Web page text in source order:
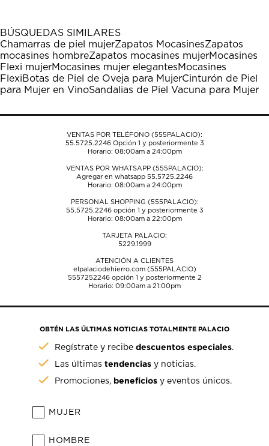
1
estrella
Esta
acción
abrirá
el
formulario
envío.
estrellas.
Esta
acción
abrirá
el
formulario
envío.
estrellas.
Esta
acción
abrirá
el
formulario
envío.
estrellas.
Esta
acción
abrirá
el
formulario
envío.
estrellas.
Esta
acción
abrirá
el
formulario
envío.
BÚSQUEDAS SIMILARES
Chamarras de piel mujerZapatos MocasinesZapatos
mocasines hombreZapatos mocasines mujerMocasines
Flexi mujerMocasines mujer elegantesMocasines
FlexiBotas de Piel de Oveja para MujerCinturón de Piel
para Mujer en VinoSandalias de Piel Vacuna para Mujer
VENTAS POR TELÉFONO (555PALACIO):
55.5725.2246Opción 1 y posteriormente 3
Horario: 08:00am a 24:00pm
VENTAS POR WHATSAPP (555PALACIO):
Agregar en whatsapp 55.5725.2246
Horario: 08:00am a 24:00pm
PERSONAL SHOPPING (555PALACIO):
55.5725.2246opción 1 y posteriormente 3
Horario: 08:00am a 22:00pm
TARJETA PALACIO:
5229.1999
ATENCIÓN A CLIENTES
elpalaciodehierro.com (555PALACIO)
5557252246opción 1 y posteriormente 2
Horario: 09:00am a 21:00pm
OBTÉN LAS ÚLTIMAS NOTICIAS TOTALMENTE PALACIO
Regístrate y recibedescuentos especiales.
Las últimastendencias y noticias.
Promociones, beneficios y eventos únicos.
MUJER
HOMBRE